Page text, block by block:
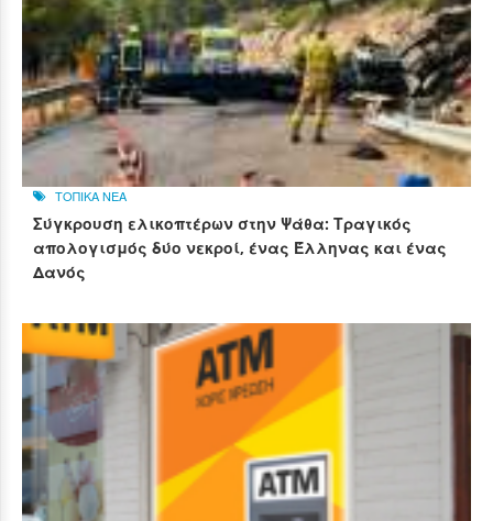
ΤΟΠΙΚΑ ΝΕΑ
Σύγκρουση ελικοπτέρων στην Ψάθα: Τραγικός
απολογισμός δύο νεκροί, ένας Έλληνας και ένας
Δανός